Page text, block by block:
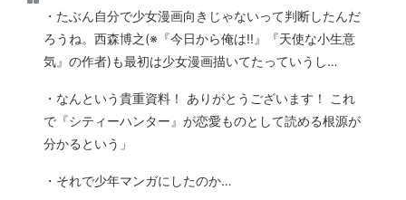
・たぶん自分で少女漫画向きじゃないって判断したんだ
ろうね。西森博之(※『今日から俺は!!』『天使な小生意
気』の作者)も最初は少女漫画描いてたっていうし…
・なんという貴重資料！ ありがとうございます！ これ
で『シティーハンター』が恋愛ものとして読める根源が
分かるという」
・それで少年マンガにしたのか…